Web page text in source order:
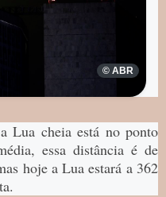
© ABR
Lua cheia está no ponto
essa distância é de
hoje a Lua estará a 362